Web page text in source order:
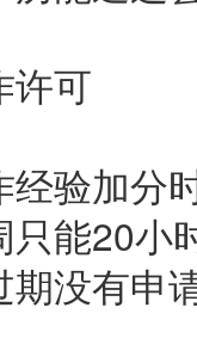
许可
经验加分
只能20小
期没有申